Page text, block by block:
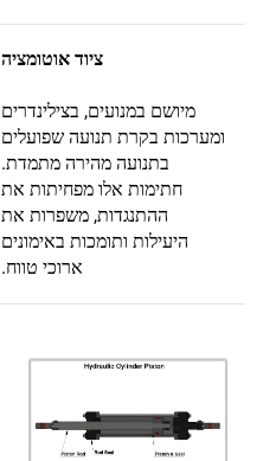
ציוד אוטומציה
מיושם במנועים, בצילינדרים
ומערכות בקרת תנועה שפועלים
בתנועה מהירה מתמדת.
חתימות אלו מפחיתות את
ההתנגדות, משפרות את
היעילות ותומכות באימונים
ארוכי טווח.